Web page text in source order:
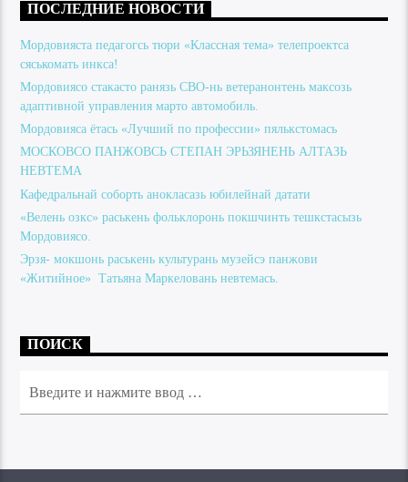
ПОСЛЕДНИЕ НОВОСТИ
Мордовияста педагогсь тюри «Классная тема» телепроектса
сяськомать инкса!
Мордовиясо стакасто ранязь СВО-нь ветеранонтень максозь
адаптивной управления марто автомобиль.
Мордовияса ётась «Лучший по профессии» пялькстомась
МОСКОВСО ПАНЖОВСЬ СТЕПАН ЭРЬЗЯНЕНЬ АЛТАЗЬ
НЕВТЕМА
Кафедральнай соборть анокласазь юбилейнай датати
«Велень озкс» раськень фольклоронь покшчинть тешкстасызь
Мордовиясо.
Эрзя- мокшонь раськень культурань музейсэ панжови
«Житийное» Татьяна Маркеловань невтемась.
ПОИСК